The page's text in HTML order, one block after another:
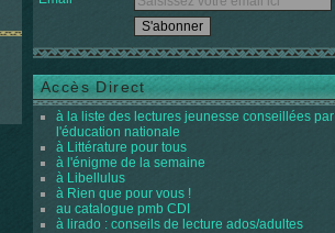
Accès Direct
à la liste des lectures jeunesse conseillées par
l'éducation nationale
à Littérature pour tous
à l'énigme de la semaine
à Libellulus
à Rien que pour vous !
au catalogue pmb CDI
à lirado : conseils de lecture ados/adultes